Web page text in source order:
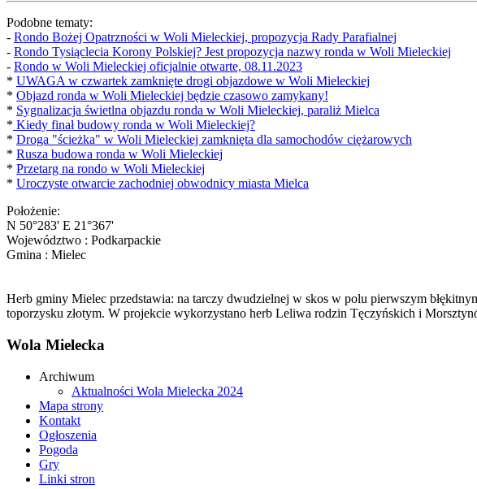
Podobne tematy:
- Rondo Bożej Opatrzności w Woli Mieleckiej, propozycja Rady Parafialnej
- Rondo Tysiąclecia Korony Polskiej? Jest propozycja nazwy ronda w Woli Mieleckiej
- Rondo w Woli Mieleckiej oficjalnie otwarte, 08.11.2023
* UWAGA w czwartek zamknięte drogi objazdowe w Woli Mieleckiej
* Objazd ronda w Woli Mieleckiej będzie czasowo zamykany!
* Sygnalizacja świetlna objazdu ronda w Woli Mieleckiej, paraliż Mielca
* Kiedy finał budowy ronda w Woli Mieleckiej?
* Droga "ścieżka" w Woli Mieleckiej zamknięta dla samochodów ciężarowych
* Rusza budowa ronda w Woli Mieleckiej
* Przetarg na rondo w Woli Mieleckiej
* Uroczyste otwarcie zachodniej obwodnicy miasta Mielca
Położenie:
N 50°283' E 21°367'
Województwo : Podkarpackie
Gmina : Mielec
Herb gminy Mielec przedstawia: na tarczy dwudzielnej w skos w polu pierwszym
toporzysku złotym. W projekcie wykorzystano herb Leliwa rodzin Tęczyńskich i
Wola Mielecka
Archiwum
Aktualności Wola Mielecka 2024
Mapa strony
Kontakt
Ogłoszenia
Pogoda
Gry
Linki stron